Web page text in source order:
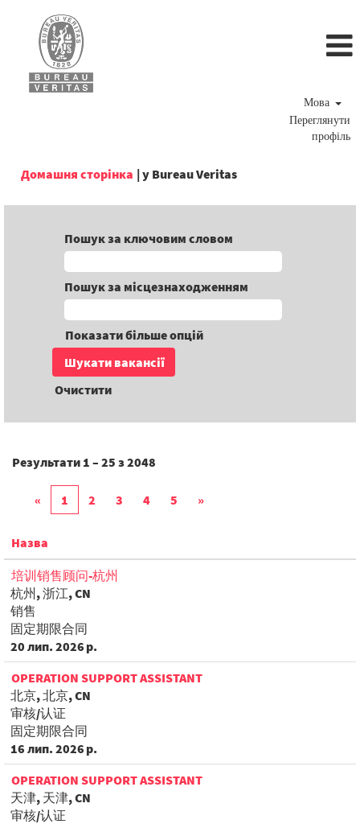
Мова
Переглянути
профіль
Домашня сторінка | у Bureau Veritas(поточна
Пошук за ключовим словом
Пошук за місцезнаходженням
Показати більше опцій
Очистити
Результати 1 – 25 з2048
« 1 2 3 4 5 »
Назва
培训销售顾问-杭州
杭州, 浙江, CN
销售
固定期限合同
20 лип. 2026 р.
OPERATION SUPPORT ASSISTANT
北京, 北京, CN
审核/认证
固定期限合同
16 лип. 2026 р.
OPERATION SUPPORT ASSISTANT
天津, 天津, CN
审核/认证